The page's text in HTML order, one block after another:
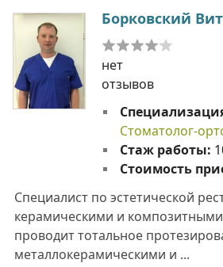
Борковский
нет
отзывов
Стоматолог-
Стаж работы:
Стоимость
Специалист по эстетической
керамическими и
проводит тотальное
металлокерамическими и ...